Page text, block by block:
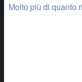
Molto più di quanto